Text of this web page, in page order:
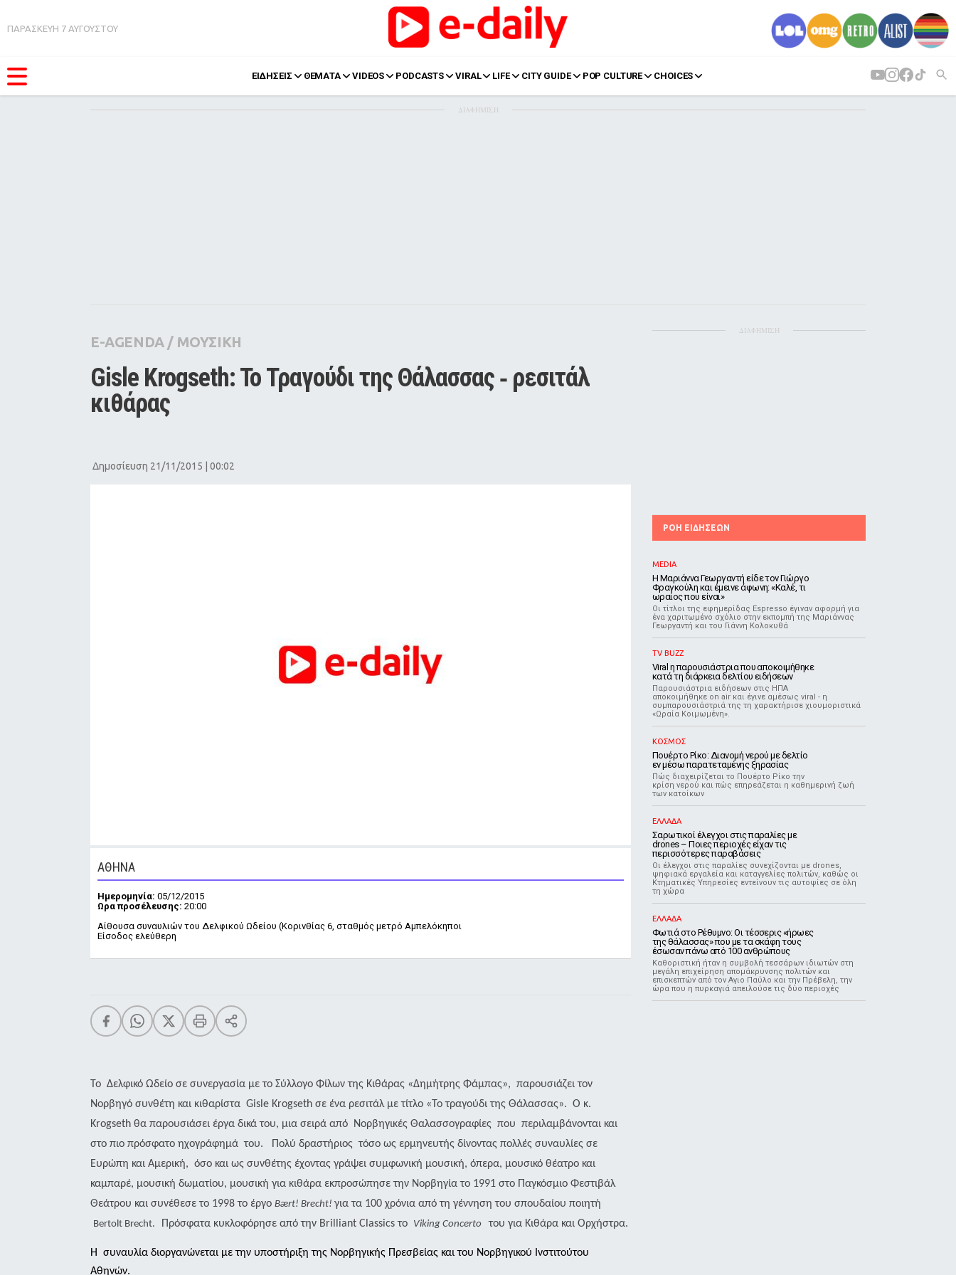
ΠΑΡΑΣΚΕΥΗ 7 ΑΥΓΟΥΣΤΟΥ
ΕΙΔΗΣΕΙΣ ΘΕΜΑΤΑ VIDEOS PODCASTS VIRAL LIFE CITY GUIDE POP CULTURE CHOICES
Pop Culture
Agenda
ΔΙΑΦΗΜΙΣΗ
E-AGENDA/ ΜΟΥΣΙΚΗ
Gisle Krogseth: To Τραγούδι της Θάλασσας ‑ ρεσιτάλ
κιθάρας
Δημοσίευση 21/11/2015 | 00:02
ΑΘΗΝΑ
Ημερομηνία: 05/12/2015
Ωρα προσέλευσης: 20:00
Αίθουσα συναυλιών του Δελφικού Ωδείου (Κορινθίας 6, σταθμός μετρό Αμπελόκηποι
Είσοδος ελεύθερη
To Δελφικό Ωδείο σε συνεργασία με το Σύλλογο Φίλων της Κιθάρας «Δημήτρης Φάμπας», παρουσιάζει τον
Νορβηγό συνθέτη και κιθαρίστα Gisle Krogseth σε ένα ρεσιτάλ με τίτλο «Το τραγούδι της Θάλασσας». Ο κ.
Krogseth θα παρουσιάσει έργα δικά του, μια σειρά από Νορβηγικές Θαλασσογραφίες που περιλαμβάνονται και
στο πιο πρόσφατο ηχογράφημά του. Πολύ δραστήριος τόσο ως ερμηνευτής δίνοντας πολλές συναυλίες σε
Ευρώπη και Αμερική, όσο και ως συνθέτης έχοντας γράψει συμφωνική μουσική, όπερα, μουσικό θέατρο και
καμπαρέ, μουσική δωματίου, μουσική για κιθάρα εκπροσώπησε την Νορβηγία το 1991 στο Παγκόσμιο Φεστιβάλ
Θεάτρου και συνέθεσε το 1998 το έργο Bært! Brecht! για τα 100 χρόνια από τη γέννηση του σπουδαίου ποιητή
Bertolt Brecht. Πρόσφατα κυκλοφόρησε από την Brilliant Classicsτο Viking Concerto του για Κιθάρα και Ορχήστρα.
Η
συναυλία διοργανώνεται με την υποστήριξη της Νορβηγικής Πρεσβείας και του Νορβηγικού Ινστιτούτου
Αθηνών.
ΔΙΑΦΗΜΙΣΗ
ΡΟΗ ΕΙΔΗΣΕΩΝ
MEDIA
Η Μαριάννα Γεωργαντή είδε τον Γιώργο
Φραγκούλη και έμεινε άφωνη: «Καλέ, τι
ωραίος που είναι»
Οι τίτλοι της εφημερίδας Espresso έγιναν αφορμή για
ένα χαριτωμένο σχόλιο στην εκπομπή της Μαριάννας
Γεωργαντή και του Γιάννη Κολοκυθά
TV BUZZ
Viral η παρουσιάστρια που αποκοιμήθηκε
κατά τη διάρκεια δελτίου ειδήσεων
Παρουσιάστρια ειδήσεων στις ΗΠΑ
αποκοιμήθηκε on air και έγινε αμέσως viral - η
συμπαρουσιάστριά της τη χαρακτήρισε χιουμοριστικά
«Ωραία Κοιμωμένη».
ΚΟΣΜΟΣ
Πουέρτο Ρίκο: Διανομή νερού με δελτίο
εν μέσω παρατεταμένης ξηρασίας
Πώς διαχειρίζεται το Πουέρτο Ρίκο την
κρίση νερού και πώς επηρεάζεται η καθημερινή ζωή
των κατοίκων
ΕΛΛΑΔΑ
Σαρωτικοί έλεγχοι στις παραλίες με
drones – Ποιες περιοχές είχαν τις
περισσότερες παραβάσεις
Οι έλεγχοι στις παραλίες συνεχίζονται με drones,
ψηφιακά εργαλεία και καταγγελίες πολιτών, καθώς οι
Κτηματικές Υπηρεσίες εντείνουν τις αυτοψίες σε όλη
τη χώρα
ΕΛΛΑΔΑ
Φωτιά στο Ρέθυμνο: Οι τέσσερις «ήρωες
της θάλασσας» που με τα σκάφη τους
έσωσαν πάνω από 100 ανθρώπους
Καθοριστική ήταν η συμβολή τεσσάρων ιδιωτών στη
μεγάλη επιχείρηση απομάκρυνσης πολιτών και
επισκεπτών από τον Αγιο Παύλο και την Πρέβελη, την
ώρα που η πυρκαγιά απειλούσε τις δύο περιοχές